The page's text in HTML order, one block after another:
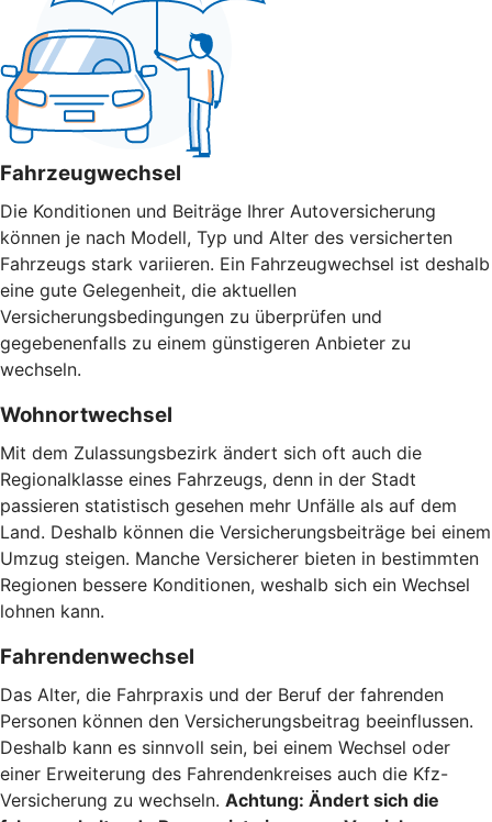
Fahrzeugwechsel
Die Konditionen und Beiträge Ihrer Autoversicherung
können je nach Modell, Typ und Alter des versicherten
Fahrzeugs stark variieren. Ein Fahrzeugwechsel ist deshalb
eine gute Gelegenheit, die aktuellen
Versicherungsbedingungen zu überprüfen und
gegebenenfalls zu einem günstigeren Anbieter zu
wechseln.
Wohnortwechsel
Mit dem Zulassungsbezirk ändert sich oft auch die
Regionalklasse eines Fahrzeugs, denn in der Stadt
passieren statistisch gesehen mehr Unfälle als auf dem
Land. Deshalb können die Versicherungsbeiträge bei einem
Umzug steigen. Manche Versicherer bieten in bestimmten
Regionen bessere Konditionen, weshalb sich ein Wechsel
lohnen kann.
Fahrendenwechsel
Das Alter, die Fahrpraxis und der Beruf der fahrenden
Personen können den Versicherungsbeitrag beeinflussen.
Deshalb kann es sinnvoll sein, bei einem Wechsel oder
einer Erweiterung des Fahrendenkreises auch die Kfz-
Versicherung zu wechseln. Achtung: Ändert sich die